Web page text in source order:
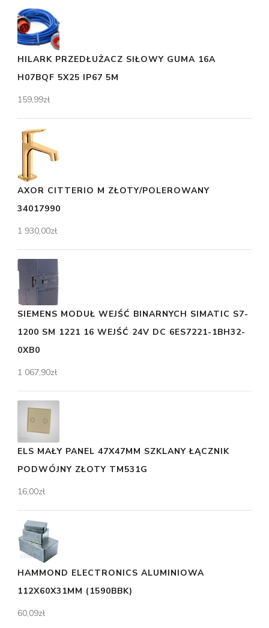
HILARK PRZEDŁUŻACZ SIŁOWY GUMA 16A
H07BQF 5X25 IP67 5M
159,99zł
AXOR CITTERIO M ZŁOTY/POLEROWANY
34017990
1 930,00zł
SIEMENS MODUŁ WEJŚĆ BINARNYCH SIMATIC S7-
1200 SM 1221 16 WEJŚĆ 24V DC 6ES7221-1BH32-
0XB0
1 067,90zł
ELS MAŁY PANEL 47X47MM SZKLANY ŁĄCZNIK
PODWÓJNY ZŁOTY TM531G
16,00zł
HAMMOND ELECTRONICS ALUMINIOWA
112X60X31MM (1590BBK)
60,09zł